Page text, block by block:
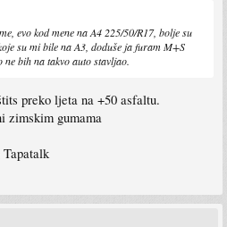
evo kod mene na A4 225/50/R17, bolje su
su mi bile na A3, doduše ja furam M+S
bih na takvo auto stavljao.
preko ljeta na +50 asfaltu.
zimskim gumama